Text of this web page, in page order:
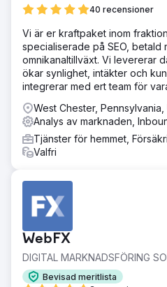
40 recensioner
Vi är er kraftpaket inom
specialiserade på SEO, betald
omnikanaltillväxt. Vi levererar
ökar synlighet, intäkter och
integrerar med ert team för
West Chester,
Analys av marknaden,
Tjänster för hemmet,
Valfri
WebFX
DIGITAL MARKNADSFÖRING
Bevisad meritlista